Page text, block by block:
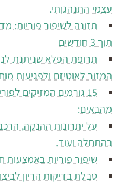
עצמי התנהגותי.
תזונה לשיפור פוריות:
תוך 3 חודשים
תרופת הפלא שניתנת
המזור לאוטיזם ולפגיעות
15 גורמים המזיקים
מהבאים:
על יתרונות ההנקה,
בהתחלה ועוד.
שיפור פוריות באמצעות
טבלת בדיקות הריון